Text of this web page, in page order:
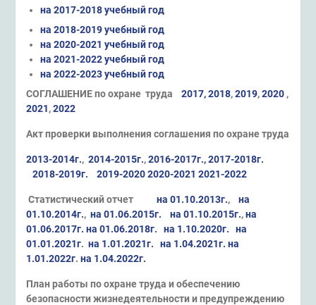
на 2017-2018 учебный год
на 2018-2019 учебный год
на 2020-2021 учебный год
на 2021-2022 учебный год
на 2022-2023 учебный год
СОГЛАШЕНИЕ по охране труда
2017,2018,2019,2020,
2021,2022
Акт проверки выполнения соглашения по охране труда
2013-2014г., 2014-2015г.,2016-2017г.,2017-2018г.
2018-2019г.
2019-2020 2020-2021 2021-2022
Статистический отчет на 01.10.2013г.,
на
01.10.2014г., на 01.06.2015г. на 01.10.2015г.,на
01.06.2017г. на 01.06.2018г. на 1.10.2020г.
на
01.01.2021г. на 1.01.2021г. на 1.04.2021г. на
1.01.2022г. на 1.04.2022г.
План работы по охране труда и обеспечению
безопасности жизнедеятельности и предупреждению